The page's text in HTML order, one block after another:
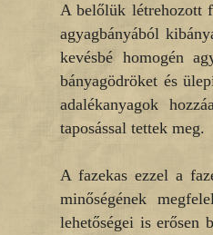
A belőlük létrehozott
agyagbányából
kevésbé homogén
bányagödröket és
adalékanyagok
taposással tettek meg.
A fazekas ezzel a
minőségének
lehetőségei is erősen